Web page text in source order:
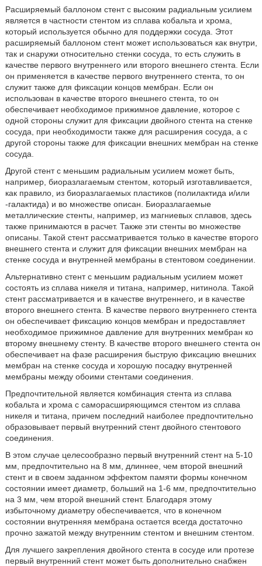
Расширяемый баллоном стент с высоким радиальным усилием
является в частности стентом из сплава кобальта и хрома,
который используется обычно для поддержки сосуда. Этот
расширяемый баллоном стент может использоваться как внутри,
так и снаружи относительно стенки сосуда, то есть служить в
качестве первого внутреннего или второго внешнего стента. Если
он применяется в качестве первого внутреннего стента, то он
служит также для фиксации концов мембран. Если он
использован в качестве второго внешнего стента, то он
обеспечивает необходимое прижимное давление, которое с
одной стороны служит для фиксации двойного стента на стенке
сосуда, при необходимости также для расширения сосуда, а с
другой стороны также для фиксации внешних мембран на стенке
сосуда.
Другой стент с меньшим радиальным усилием может быть,
например, биоразлагаемым стентом, который изготавливается,
как правило, из биоразлагаемых пластиков (полилактида и/или
-галактида) и во множестве описан. Биоразлагаемые
металлические стенты, например, из магниевых сплавов, здесь
также принимаются в расчет. Также эти стенты во множестве
описаны. Такой стент рассматривается только в качестве второго
внешнего стента и служит для фиксации внешних мембран на
стенке сосуда и внутренней мембраны в стентовом соединении.
Альтернативно стент с меньшим радиальным усилием может
состоять из сплава никеля и титана, например, нитинола. Такой
стент рассматривается и в качестве внутреннего, и в качестве
второго внешнего стента. В качестве первого внутреннего стента
он обеспечивает фиксацию концов мембран и предоставляет
необходимое прижимное давление для внутренних мембран ко
второму внешнему стенту. В качестве второго внешнего стента он
обеспечивает на фазе расширения быструю фиксацию внешних
мембран на стенке сосуда и хорошую посадку внутренней
мембраны между обоими стентами соединения.
Предпочтительной является комбинация стента из сплава
кобальта и хрома с саморасширяющимся стентом из сплава
никеля и титана, причем последний наиболее предпочтительно
образовывает первый внутренний стент двойного стентового
соединения.
В этом случае целесообразно первый внутренний стент на 5-10
мм, предпочтительно на 8 мм, длиннее, чем второй внешний
стент и в своем заданном эффектом памяти формы конечном
состоянии имеет диаметр, больший на 1-6 мм, предпочтительно
на 3 мм, чем второй внешний стент. Благодаря этому
избыточному диаметру обеспечивается, что в конечном
состоянии внутренняя мембрана остается всегда достаточно
прочно зажатой между внутренним стентом и внешним стентом.
Для лучшего закрепления двойного стента в сосуде или протезе
первый внутренний стент может быть дополнительно снабжен